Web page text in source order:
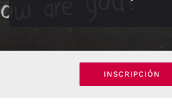
INSCRIPCIÓN